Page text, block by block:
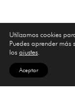
Utilizamos cookies
Puedes aprender más
los ajustes
Aceptar